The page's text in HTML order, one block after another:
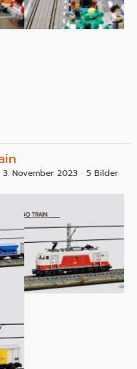
3. November 2023 5 Bilder